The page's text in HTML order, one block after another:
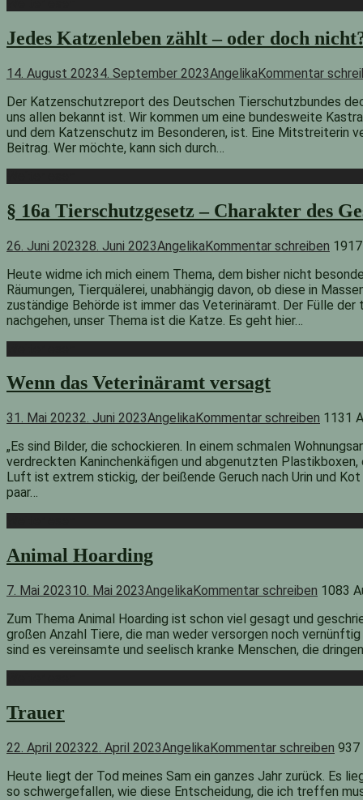
Jedes Katzenleben zählt – oder doch
14. August 20234. September 2023AngelikaKommentar
Der Katzenschutzreport des Deutschen Tierschutzbundes
uns allen bekannt ist. Wir kommen um eine bundesweite
und dem Katzenschutz im Besonderen, ist. Eine
Beitrag. Wer möchte, kann sich durch…
§ 16a Tierschutzgesetz – Charakter des
26. Juni 202328. Juni 2023AngelikaKommentar schreiben
Heute widme ich mich einem Thema, dem bisher nicht
Räumungen, Tierquälerei, unabhängig davon, ob diese in
zuständige Behörde ist immer das Veterinäramt. Der Fülle
nachgehen, unser Thema ist die Katze. Es geht hier…
Wenn das Veterinäramt versagt
31. Mai 20232. Juni 2023AngelikaKommentar schreiben 1131
„Es sind Bilder, die schockieren. In einem schmalen
verdreckten Kaninchenkäfigen und abgenutzten
Luft ist extrem stickig, der beißende Geruch nach Urin und
paar…
Animal Hoarding
7. Mai 202310. Mai 2023AngelikaKommentar schreiben 1083
Zum Thema Animal Hoarding ist schon viel gesagt und
großen Anzahl Tiere, die man weder versorgen noch
sind es vereinsamte und seelisch kranke Menschen, die
Trauer
22. April 202322. April 2023AngelikaKommentar schreiben 937
Heute liegt der Tod meines Sam ein ganzes Jahr zurück. Es
so schwergefallen, wie diese Entscheidung, die ich treffen